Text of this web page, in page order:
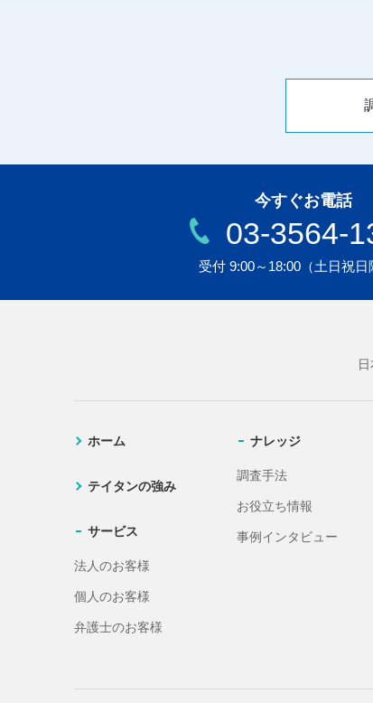
今すぐお電話
03-3564-
受付 9:00～18:00（土日祝日
ホーム
テイタンの強み
サービス
法人のお客様
個人のお客様
弁護士のお客様
ナレッジ
調査手法
お役立ち情報
事例インタビュー